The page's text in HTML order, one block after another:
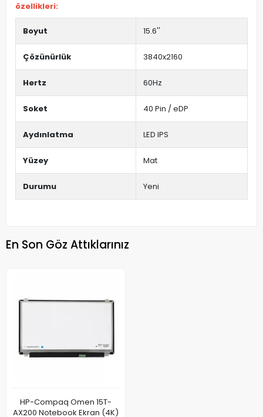
özellikleri:
Boyut 15.6''
Çözünürlük 3840x2160
Hertz 60Hz
Soket 40 Pin / eDP
Aydınlatma LED IPS
Yüzey Mat
Durumu Yeni
En Son Göz Attıklarınız
HP-Compaq Omen 15T-
AX200 Notebook Ekran (4K)